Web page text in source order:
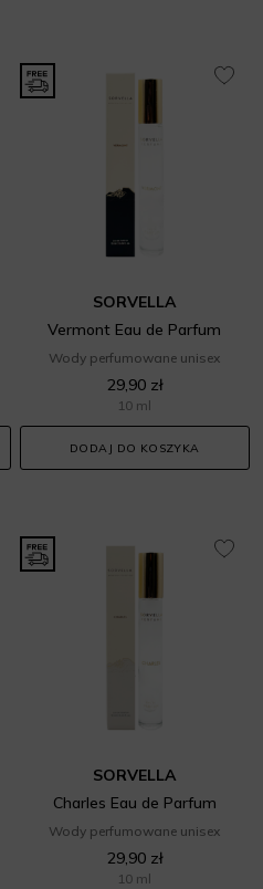
SORVELLA
Vermont Eau de Parfum
Wody perfumowane unisex
29,90 zł
10 ml
DODAJ DO KOSZYKA
SORVELLA
Charles Eau de Parfum
Wody perfumowane unisex
29,90 zł
10 ml